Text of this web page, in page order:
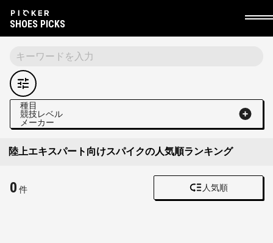
SHOES PICKS
種目
競技レベル
メーカー
陸上エキスパート向けスパイクの人気順ランキング
0 件 人気順